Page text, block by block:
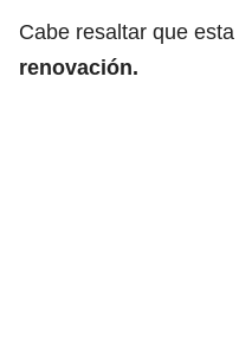
Cabe resaltar que esta
renovación.